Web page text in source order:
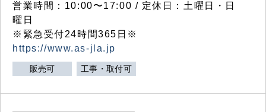
営業時間：10:00〜17:00 / 定休日：土曜日・日
曜日
※緊急受付24時間365日※
https://www.as-jla.jp
販売可 工事・取付可